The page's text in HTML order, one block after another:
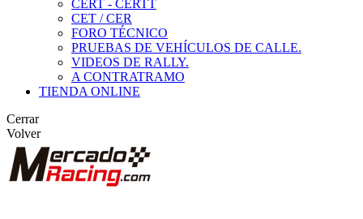
CERT - CERTT
CET / CER
FORO TÉCNICO
PRUEBAS DE VEHÍCULOS DE CALLE.
VIDEOS DE RALLY.
A CONTRATRAMO
TIENDA ONLINE
Cerrar
Volver